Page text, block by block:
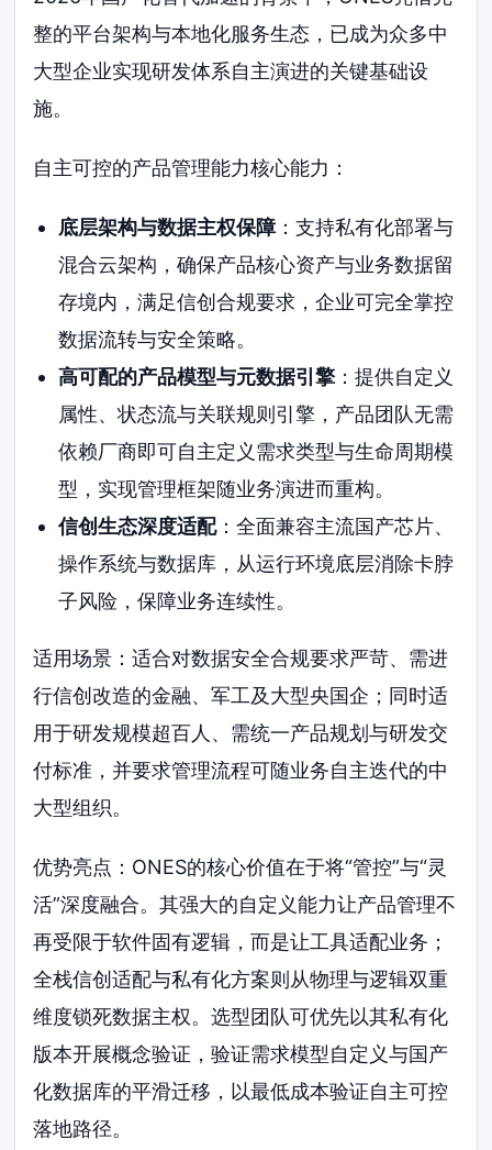
整的平台架构与本地化服务生态，已成为众多中
大型企业实现研发体系自主演进的关键基础设
施。
自主可控的产品管理能力核心能力：
底层架构与数据主权保障：支持私有化部署与
混合云架构，确保产品核心资产与业务数据留
存境内，满足信创合规要求，企业可完全掌控
数据流转与安全策略。
高可配的产品模型与元数据引擎：提供自定义
属性、状态流与关联规则引擎，产品团队无需
依赖厂商即可自主定义需求类型与生命周期模
型，实现管理框架随业务演进而重构。
信创生态深度适配：全面兼容主流国产芯片、
操作系统与数据库，从运行环境底层消除卡脖
子风险，保障业务连续性。
适用场景：适合对数据安全合规要求严苛、需进
行信创改造的金融、军工及大型央国企；同时适
用于研发规模超百人、需统一产品规划与研发交
付标准，并要求管理流程可随业务自主迭代的中
大型组织。
优势亮点：ONES的核心价值在于将“管控”与“灵
活”深度融合。其强大的自定义能力让产品管理不
再受限于软件固有逻辑，而是让工具适配业务；
全栈信创适配与私有化方案则从物理与逻辑双重
维度锁死数据主权。选型团队可优先以其私有化
版本开展概念验证，验证需求模型自定义与国产
化数据库的平滑迁移，以最低成本验证自主可控
落地路径。